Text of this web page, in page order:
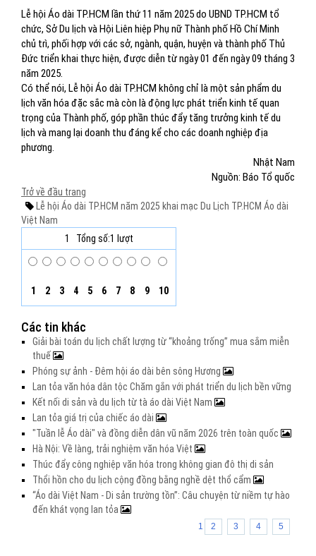
Lễ hội Áo dài TP.HCM lần thứ 11 năm 2025 do UBND TP.HCM tổ
chức, Sở Du lịch và Hội Liên hiệp Phụ nữ Thành phố Hồ Chí Minh
chủ trì, phối hợp với các sở, ngành, quận, huyện và thành phố Thủ
Đức triển khai thực hiện, được diễn từ ngày 01 đến ngày 09 tháng 3
năm 2025.
Có thể nói, Lễ hội Áo dài TP.HCM không chỉ là một sản phẩm du
lịch văn hóa đặc sắc mà còn là động lực phát triển kinh tế quan
trọng của Thành phố, góp phần thúc đẩy tăng trưởng kinh tế du
lịch và mang lại doanh thu đáng kể cho các doanh nghiệp địa
phương.
Nhật Nam
Nguồn: Báo Tổ quốc
Trở về đầu trang
Lễ hội Áo dài TP.HCM năm 2025 khai mạc Du Lịch TP.HCM Áo dài
Việt Nam
1
Tổng số:1 lượt
1 2 3 4 5 6 7 8 9 10
Các tin khác
Giải bài toán du lịch chất lượng từ “khoảng trống” mua sắm miễn
thuế
Phóng sự ảnh - Đêm hội áo dài bên sông Hương
Lan tỏa văn hóa dân tộc Chăm gắn với phát triển du lịch bền vững
Kết nối di sản và du lịch từ tà áo dài Việt Nam
Lan tỏa giá trị của chiếc áo dài
"Tuần lễ Áo dài" và đồng diễn dân vũ năm 2026 trên toàn quốc
Hà Nội: Về làng, trải nghiệm văn hóa Việt
Thúc đẩy công nghiệp văn hóa trong không gian đô thị di sản
Thổi hồn cho du lịch cộng đồng bằng nghề dệt thổ cẩm
“Áo dài Việt Nam - Di sản trường tồn”: Câu chuyện từ niềm tự hào
đến khát vọng lan tỏa
1 2 3 4 5